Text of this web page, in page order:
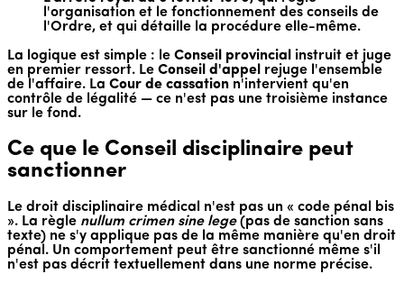
l'organisation et le fonctionnement des conseils de
l'Ordre, et qui détaille la procédure elle-même.
La logique est simple : le Conseil provincial
instruit et juge
en premier ressort. Le Conseil d'appel rejuge l'ensemble
de l'affaire. La Cour de cassation n'intervient qu'en
contrôle de légalité — ce n'est pas une troisième instance
sur le fond.
Ce que le Conseil disciplinaire peut
sanctionner
Le droit disciplinaire médical n'est pas un « code pénal bis
». La règle nullum crimen sine lege(pas de sanction sans
texte) ne s'y applique pas de la même manière qu'en droit
pénal. Un comportement peut être sanctionné même s'il
n'est pas décrit textuellement dans une norme précise.